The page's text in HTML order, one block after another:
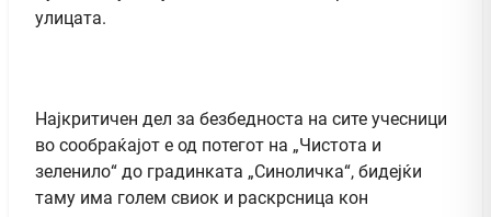
улицата.
Најкритичен дел за безбедноста на сите учесници
во сообраќајот е од потегот на „Чистота и
зеленило“ до градинката „Синоличка“, бидејќи
таму има голем свиок и раскрсница кон